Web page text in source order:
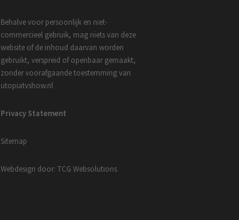
Behalve voor persoonlijk en niet-
commercieel gebruik, mag niets van deze
website of de inhoud daarvan worden
gebruikt, verspreid of openbaar gemaakt,
zonder voorafgaande toestemming van
utopiatvshow.nl
Privacy Statement
Sitemap
Webdesign door: TCG Websolutions